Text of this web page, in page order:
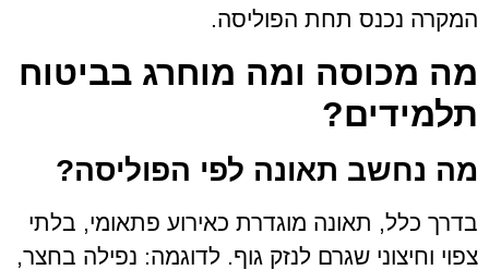
המקרה נכנס תחת הפוליסה.
מה מכוסה ומה מוחרג בביטוח
תלמידים?
מה נחשב תאונה לפי הפוליסה?
בדרך כלל, תאונה מוגדרת כאירוע פתאומי, בלתי
צפוי וחיצוני שגרם לנזק גוף. לדוגמה: נפילה בחצר,